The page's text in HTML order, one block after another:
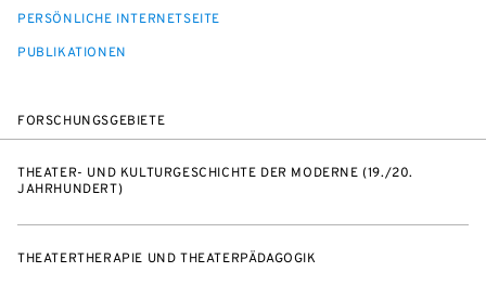
PERSÖNLICHE INTERNETSEITE
PUBLIKATIONEN
FORSCHUNGSGEBIETE
THEATER- UND KULTURGESCHICHTE DER MODERNE (19./20.
JAHRHUNDERT)
THEATERTHERAPIE UND THEATERPÄDAGOGIK